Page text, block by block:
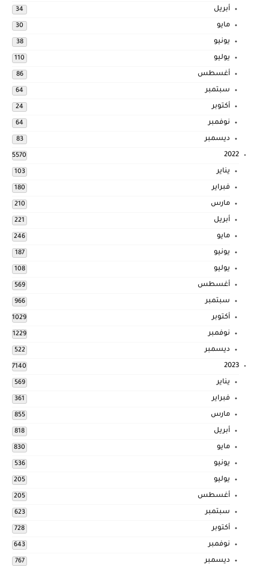
أبريل 34
مايو 30
يونيو 38
يوليو 110
أغسطس 86
سبتمبر 64
أكتوبر 24
نوفمبر 64
ديسمبر 83
2022
5570
يناير 103
فبراير 180
مارس 210
أبريل 221
مايو 246
يونيو 187
يوليو 108
أغسطس 569
سبتمبر 966
أكتوبر 1029
نوفمبر 1229
ديسمبر 522
2023
7140
يناير 569
فبراير 361
مارس 855
أبريل 818
مايو 830
يونيو 536
يوليو 205
أغسطس 205
سبتمبر 623
أكتوبر 728
نوفمبر 643
ديسمبر 767